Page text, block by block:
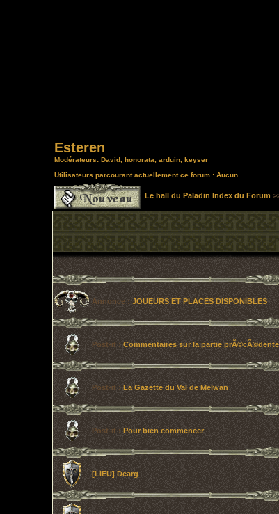
Esteren
Modérateurs: David, honorata arduin, keyser
Utilisateurs parcourant actuellement ce forum : Aucun
Le hall du Paladin Index du Forum
Annonce : JOUEURS ET PLACES DISPONIBLES
Post-it : Commentaires sur la partie prÃ©cÃ©dente
Post-it : La Gazette du Val de Melwan
Post-it : Pour bien commencer
[LIEU] Dearg